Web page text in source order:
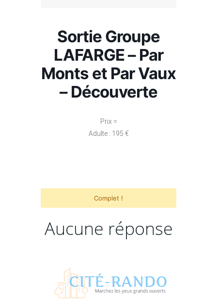
Sortie Groupe
LAFARGE – Par
Monts et Par Vaux
– Découverte
Prix =
Adulte : 195 €
Complet !
Aucune réponse